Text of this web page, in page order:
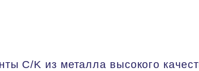
C/K из металла высокого